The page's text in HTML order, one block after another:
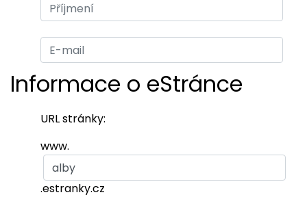
Informace o eStránce
URL stránky:
www.
.estranky.cz